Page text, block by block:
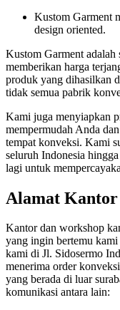
Kustom Garment
design oriented.
Kustom Garment adalah
memberikan harga
produk yang dihasilkan
tidak semua pabrik
Kami juga menyiapkan
mempermudah Anda
tempat konveksi. Kami
seluruh Indonesia
lagi untuk
Alamat
Kantor dan workshop
yang ingin bertemu
kami di Jl. Sidosermo
menerima order
yang berada di luar
komunikasi antara lain: